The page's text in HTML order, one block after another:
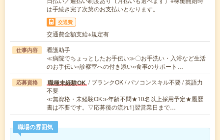
は手続き完了次第のお支払いとなります。
交通費
交通費全額支給※規定有
仕事内容
看護助手
≪病院でちょっとしたお手伝い≫〇お手洗い・入浴など生活
のお手伝い○診察室への付き添い○食事のサポート…
応募資格 職種未経験OK / ブランクOK / パソコンスキル不要 / 英語力
不要
≪無資格・未経験OK≫年齢不問★10名以上採用予定★履歴
書は不要です。▽応募後の流れ1)翌営業日まで…
職場の雰囲気